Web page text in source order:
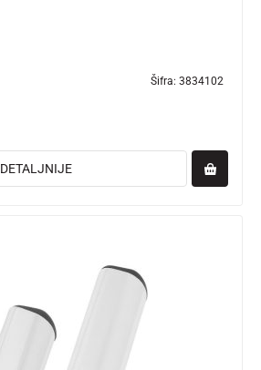
Šifra: 3834102
DETALJNIJE